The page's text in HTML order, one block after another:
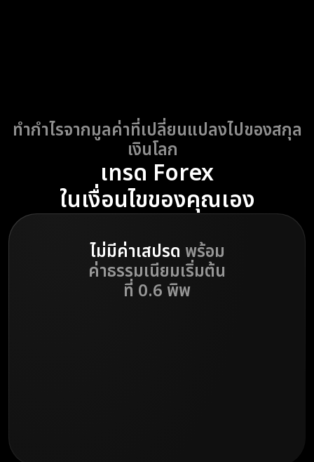
ทำกำไรจากมูลค่าที่เปลี่ยนแปลงไปของสกุล
เงินโลก
เทรด Forex
ในเงื่อนไขของคุณเอง
ไม่มีค่าเสปรด พร้อม
ค่าธรรมเนียมเริ่มต้น
ที่ 0.6 พิพ